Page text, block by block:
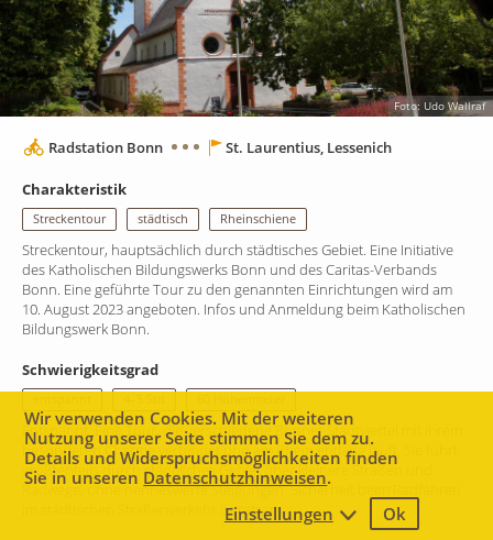
2 km
Mapboxcontributors,
Foto: Udo Wallraf
Radstation Bonn St. Laurentius, Lessenich
Charakteristik
Streckentour städtisch Rheinschiene
Streckentour, hauptsächlich durch städtisches Gebiet. Eine Initiative
des Katholischen Bildungswerks Bonn und des Caritas-Verbands
Bonn. Eine geführte Tour zu den genannten Einrichtungen wird am
10. August 2023 angeboten. Infos und Anmeldung beim Katholischen
Bildungswerk Bonn.
Schwierigkeitsgrad
Entspannt. Eine Tour, die verschiedene Bonner Stadtviertel mit ihrem
besonderen Charme verbindet und am Rhein entlang läuft. Sie führt
größtenteils durch stadtisches Gebiet über kleinere Straßen und
Radwege, ohne nenneswerte Steigungen. Sicherheit beim Radfahren
im städtischen Straßenverkehr ist ratsam.
Wir verwenden Cookies. Mit der weiteren
Nutzung unserer Seite stimmen Sie dem zu.
Details und Widerspruchsmöglichkeiten finden
Sie in unseren Datenschutzhinweisen.
Einstellungen
Ok